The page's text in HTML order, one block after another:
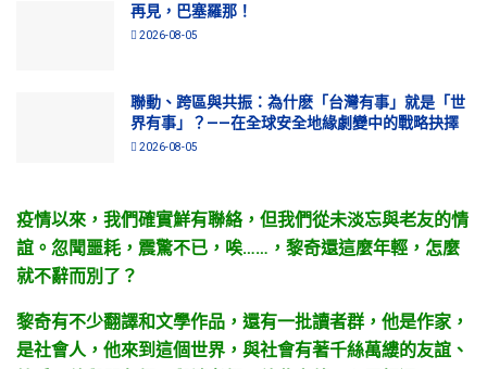
再見，巴塞羅那！
2026-08-05
聯動、跨區與共振：為什麽「台灣有事」就是「世
界有事」？——在全球安全地緣劇變中的戰略抉擇
2026-08-05
疫情以來，我們確實鮮有聯絡，但我們從未淡忘與老友的情
誼。忽聞噩耗，震驚不已，唉……，黎奇還這麼年輕，怎麼
就不辭而別了？
黎奇有不少翻譯和文學作品，還有一批讀者群，他是作家，
是社會人，他來到這個世界，與社會有著千絲萬縷的友誼、